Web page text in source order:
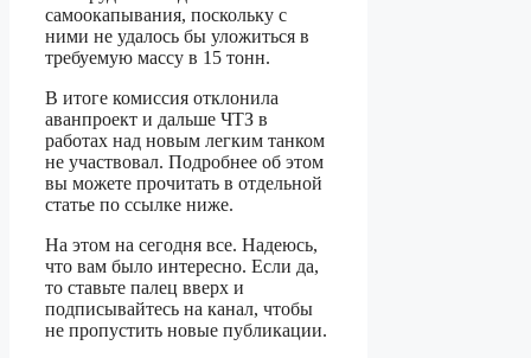
самоокапывания, поскольку с
ними не удалось бы уложиться в
требуемую массу в 15 тонн.
В итоге комиссия отклонила
аванпроект и дальше ЧТЗ в
работах над новым легким танком
не участвовал. Подробнее об этом
вы можете прочитать в отдельной
статье по ссылке ниже.
На этом на сегодня все. Надеюсь,
что вам было интересно. Если да,
то ставьте палец вверх и
подписывайтесь на канал, чтобы
не пропустить новые публикации.